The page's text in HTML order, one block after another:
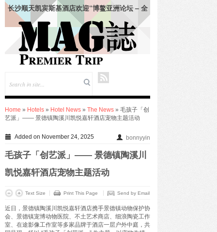
长沙顺天凯宾斯基酒店欢迎“博鳌亚洲论坛 – 全
球经济发展与安全论坛”领导人
仲夏悦飨·寻味伏羊|徐州喜来登酒店夏季新菜暨
伏羊风味品鉴仪式圆满落幕
合肥栢景朗廷酒店联袂祖·玛珑呈献“英伦田园”联
名下午茶
韩朝靓 (Vivian Han) 女士出任成都环球中心天堂
洲际大饭店总经理
绍兴苏宁希尔顿酒店及公寓共庆“希尔顿主厨
季”七周年：琥珀 · 中餐厅、饭 · 全日餐厅精致呈
现 – 越州风物入馔，名馔雅集启幕
上海张江达社lyf酒店正式亮相，于科创高地打造
鲜活共鸣生活场
KENZO Kids杭州大厦璀璨启幕-打造高端亲子生
九龙仓酒店任命包铂先生为长沙尼依格罗酒店及
长沙玛珂酒店区域总经理
FOR IMMEDIATE RELEASE——珠海拱北凯悦
伽社区活动
阁」夏季上新
驭海乘风，成长壹夏——三亚海棠湾阳光壹酒店
开启全家人的“超级暑假”海岛度假体验
Home » Hotels » Hotel News » The News » 毛孩子「创
艺派」—— 景德镇陶溪川凯悦嘉轩酒店宠物主题活动
Added on November 24, 2025 bonnyyin
毛孩子「创艺派」—— 景德镇陶溪川
凯悦嘉轩酒店宠物主题活动
Text Size Print This Page Send by Email
近日，景德镇陶溪川凯悦嘉轩酒店携手景德镇动物保护协
会、景德镇宠博动物医院、不土艺术商店、细浪陶瓷工作
室、在途影像工作室等多家品牌于酒店一层户外中庭，共